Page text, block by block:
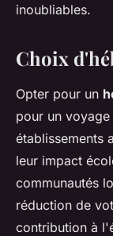
inoubliables.
Choix
Opter pour un
pour un
établissements
leur impact
communautés
réduction de
contribution à